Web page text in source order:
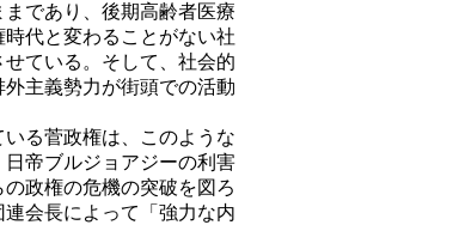
であり、後期高齢者医療
代と変わることがない社
ている。そして、社会的
主義勢力が街頭での活動
る菅政権は、このような
帝ブルジョアジーの利害
政権の危機の突破を図ろ
会長によって「強力な内